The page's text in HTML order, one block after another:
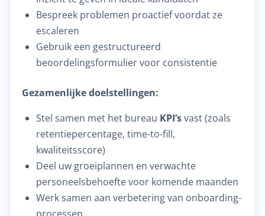
Bespreek problemen proactief voordat ze
escaleren
Gebruik een gestructureerd
beoordelingsformulier voor consistentie
Gezamenlijke doelstellingen:
Stel samen met het bureau KPI’svast (zoals
retentiepercentage, time-to-fill,
kwaliteitsscore)
Deel uw groeiplannen en verwachte
personeelsbehoefte voor komende maanden
Werk samen aan verbetering van onboarding-